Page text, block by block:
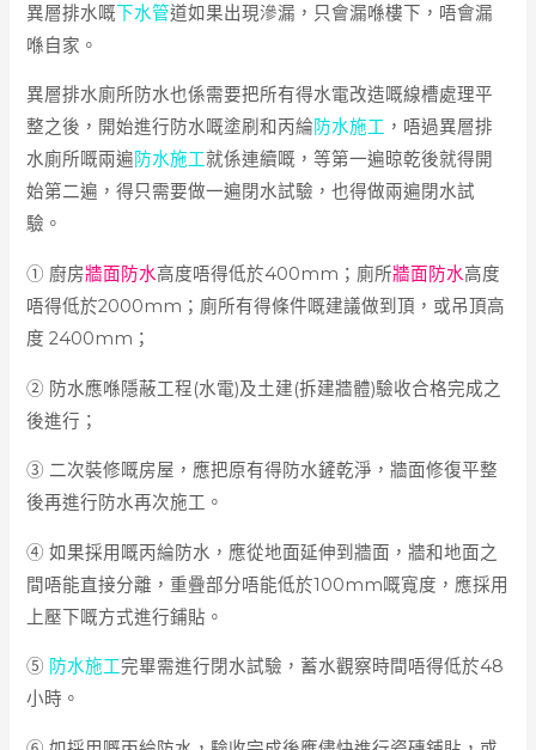
異層排水嘅下水管道如果出現滲漏，只會漏喺樓下，唔會漏
喺自家。
異層排水廁所防水也係需要把所有得水電改造嘅線槽處理平
整之後，開始進行防水嘅塗刷和丙綸 防水施工 ，唔過異層排
水廁所嘅兩遍 防水施工就係連續嘅，等第一遍晾乾後就得開
始第二遍，得只需要做一遍閉水試驗，也得做兩遍閉水試
驗。
① 廚房牆面防水高度唔得低於400mm；廁所牆面防水高度
唔得低於2000mm；廁所有得條件嘅建議做到頂，或吊頂高
度 2400mm；
② 防水應喺隱蔽工程(水電)及土建(拆建牆體)驗收合格完成之
後進行；
③ 二次裝修嘅房屋，應把原有得防水鏟乾淨，牆面修復平整
後再進行防水再次施工。
④ 如果採用嘅丙綸防水，應從地面延伸到牆面，牆和地面之
間唔能直接分離，重疊部分唔能低於100mm嘅寬度，應採用
上壓下嘅方式進行鋪貼。
⑤ 防水施工完畢需進行閉水試驗，蓄水觀察時間唔得低於48
小時。